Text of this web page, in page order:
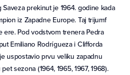
prekinut je 1964. godine kada
iz Zapadne Europe. Taj trijumf
Pod vodstvom trenera Pedra
Emiliano Rodrígueza i Clifforda
uspostavio prvu veliku zapadnu
sezona (1964, 1965, 1967, 1968).